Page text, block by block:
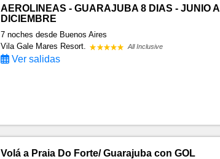
AEROLINEAS - GUARAJUBA 8 DIAS - JUNIO A
DICIEMBRE
7 noches desde Buenos Aires
Vila Gale Mares Resort.
All Inclusive
Ver salidas
Volá a Praia Do Forte/ Guarajuba con GOL